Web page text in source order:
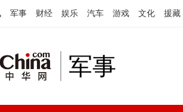
军事 财经 娱乐 汽车 游戏 文化 援藏
军事